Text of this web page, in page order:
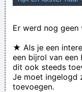
Er werd nog
★ Als je een
een bijrol van een
dit ook steeds
Je moet ingelogd
toevoegen.